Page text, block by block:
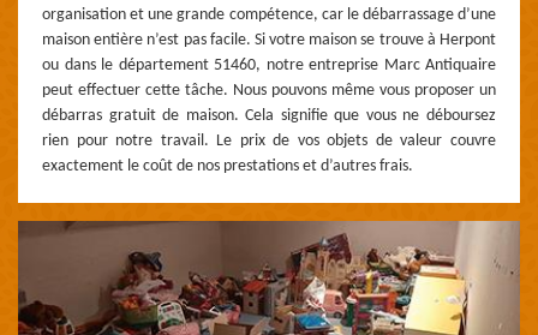
organisation et une grande compétence, car le débarrassage d’une
maison entière n’est pas facile. Si votre maison se trouve à Herpont
ou dans le département 51460, notre entreprise Marc Antiquaire
peut effectuer cette tâche. Nous pouvons même vous proposer un
débarras gratuit de maison. Cela signifie que vous ne déboursez
rien pour notre travail. Le prix de vos objets de valeur couvre
exactement le coût de nos prestations et d’autres frais.